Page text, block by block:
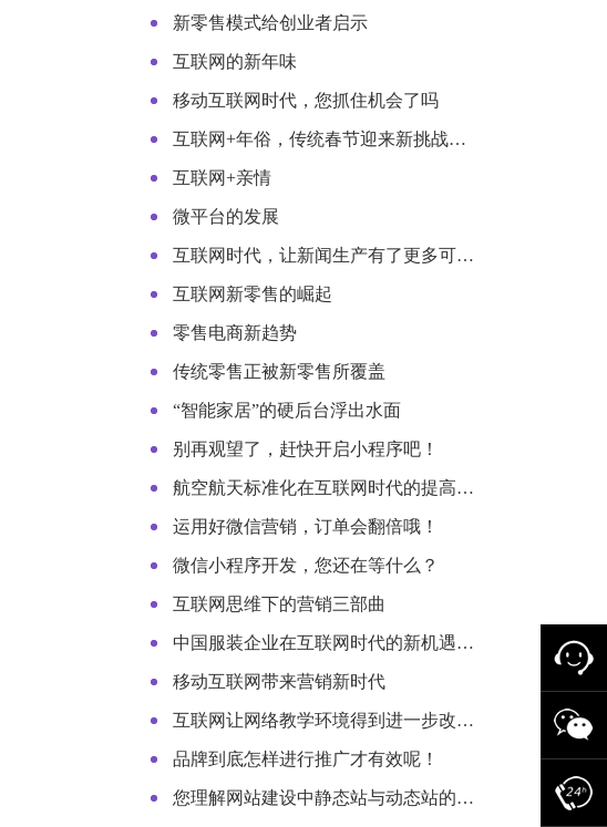
新零售模式给创业者启示
互联网的新年味
移动互联网时代，您抓住机会了吗
互联网+年俗，传统春节迎来新挑战…
互联网+亲情
微平台的发展
互联网时代，让新闻生产有了更多可…
互联网新零售的崛起
零售电商新趋势
传统零售正被新零售所覆盖
“智能家居”的硬后台浮出水面
别再观望了，赶快开启小程序吧！
航空航天标准化在互联网时代的提高…
运用好微信营销，订单会翻倍哦！
微信小程序开发，您还在等什么？
互联网思维下的营销三部曲
中国服装企业在互联网时代的新机遇…
移动互联网带来营销新时代
互联网让网络教学环境得到进一步改…
品牌到底怎样进行推广才有效呢！
您理解网站建设中静态站与动态站的…